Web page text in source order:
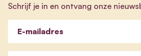
Schrijf je in en ontvang onze
E-mailadres